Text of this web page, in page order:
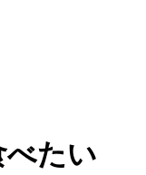
たい